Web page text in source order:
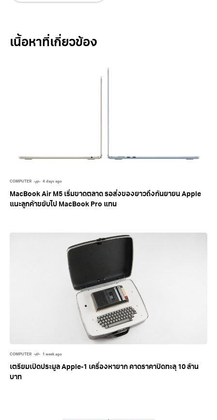
Related Posts
COMPUTER 4 days ago
MacBook Air M5 เริ่มขาดตลาด รอส่งของยาวถึงกันยายน Apple
แนะลูกค้าขยับไป MacBook Pro แทน
COMPUTER 1 week ago
เตรียมเปิดประมูล Apple-1 เครื่องหายาก คาดราคาปิดทะลุ 10 ล้าน
บาท